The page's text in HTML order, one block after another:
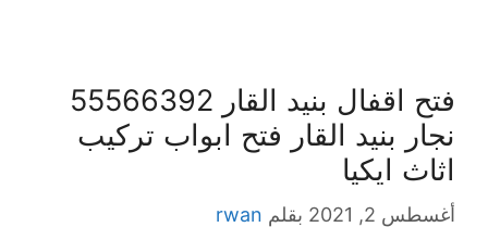
فتح اقفال بنيد القار 55566392
نجار بنيد القار فتح ابواب تركيب
اثاث ايكيا
أغسطس 2, 2021 بقلم rwan